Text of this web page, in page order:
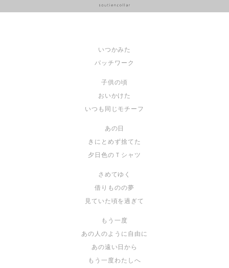
いつかみた
パッチワーク
子供の頃
おいかけた
いつも同じモチーフ
あの日
きにとめず捨てた
夕日色のＴシャツ
さめてゆく
借りものの夢
見ていた頃を過ぎて
もう一度
あの人のように自由に
あの遠い日から
もう一度わたしへ